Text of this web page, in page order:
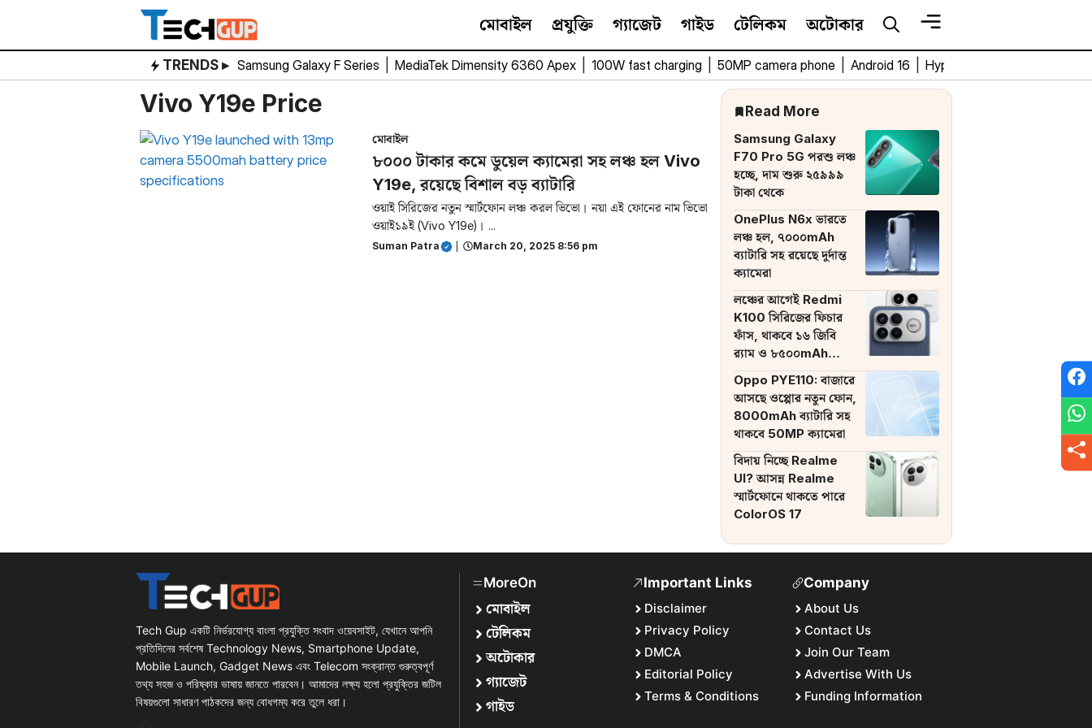
content
মোবাইল প্রযুক্তি গ্যাজেট গাইড টেলিকম অটোকার
TRENDS ▸ Samsung Galaxy F Series MediaTek Dimensity 6360 Apex 100W fast charging 50MP camera phone Android 16 HyperOS 3
Vivo Y19e Price
মোবাইল
৮০০০ টাকার কমে ডুয়েল ক্যামেরা সহ লঞ্চ হল Vivo
Y19e, রয়েছে বিশাল বড় ব্যাটারি
ওয়াই সিরিজের নতুন স্মার্টফোন লঞ্চ করল ভিভো। নয়া এই ফোনের নাম ভিভো
ওয়াই১৯ই (Vivo Y19e)। ...
Suman Patra March 20, 2025 8:56 pm
Read More
Samsung Galaxy
F70 Pro 5G পরশু লঞ্চ
হচ্ছে, দাম শুরু ২৫৯৯৯
টাকা থেকে
OnePlus N6x ভারতে
লঞ্চ হল, ৭০০০mAh
ব্যাটারি সহ রয়েছে দুর্দান্ত
ক্যামেরা
লঞ্চের আগেই Redmi
K100 সিরিজের ফিচার
ফাঁস, থাকবে ১৬ জিবি
র‌্যাম ও ৮৫০০mAh
ব্যাটারি
Oppo PYE110: বাজারে
আসছে ওপ্পোর নতুন ফোন,
8000mAh ব্যাটারি সহ
থাকবে 50MP ক্যামেরা
বিদায় নিচ্ছে Realme
UI? আসন্ন Realme
স্মার্টফোনে থাকতে পারে
ColorOS 17
Tech Gup একটি নির্ভরযোগ্য বাংলা প্রযুক্তি সংবাদ ওয়েবসাইট, যেখানে আপনি
প্রতিদিনের সর্বশেষ Technology News, Smartphone Update,
Mobile Launch, Gadget News এবং Telecom সংক্রান্ত গুরুত্বপূর্ণ
তথ্য সহজ ও পরিষ্কার ভাষায় জানতে পারবেন। আমাদের লক্ষ্য হলো প্রযুক্তির জটিল
বিষয়গুলো সাধারণ পাঠকদের জন্য বোধগম্য করে তুলে ধরা।
MoreOn
মোবাইল
টেলিকম
অটোকার
গ্যাজেট
গাইড
Important Links
Disclaimer
Privacy Policy
DMCA
Editorial Policy
Terms & Conditions
Company
About Us
Contact Us
Join Our Team
Advertise With Us
Funding Information